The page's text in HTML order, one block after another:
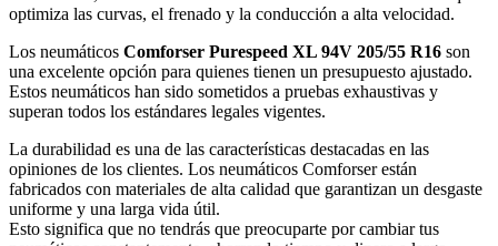
optimiza las curvas, el frenado y la conducción a alta velocidad.
Los neumáticos Comforser Purespeed XL 94V 205/55 R16 son
una excelente opción para quienes tienen un presupuesto ajustado.
Estos neumáticos han sido sometidos a pruebas exhaustivas y
superan todos los estándares legales vigentes.
La durabilidad es una de las características destacadas en las
opiniones de los clientes. Los neumáticos Comforser están
fabricados con materiales de alta calidad que garantizan un desgaste
uniforme y una larga vida útil.
Esto significa que no tendrás que preocuparte por cambiar tus